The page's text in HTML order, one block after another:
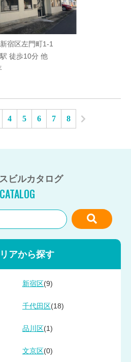
宿区左門町1-1
徒歩10分 他
4 5 6 7 8
ビルカタログ
CATALOG
アから探す
新宿区 (9)
千代田区 (18)
品川区 (1)
文京区 (0)